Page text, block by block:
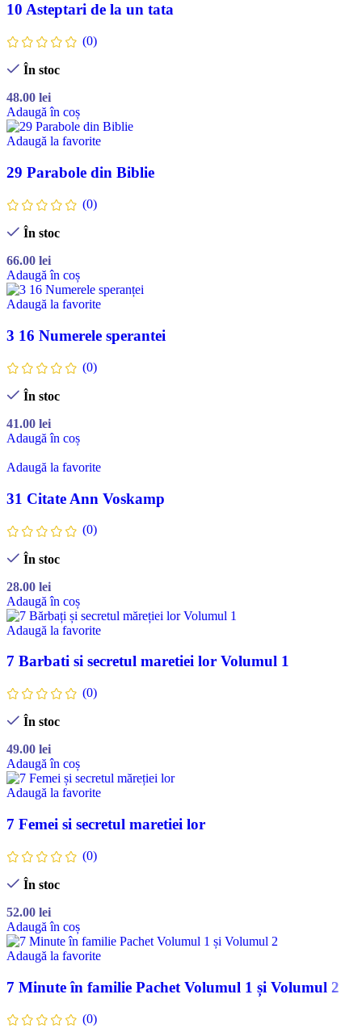
10 Asteptari de la un tata
(0)
În stoc
48.00 lei
Adaugă în coș
Adaugă la favorite
29 Parabole din Biblie
(0)
În stoc
66.00 lei
Adaugă în coș
Adaugă la favorite
3 16 Numerele sperantei
(0)
În stoc
41.00 lei
Adaugă în coș
Adaugă la favorite
31 Citate Ann Voskamp
(0)
În stoc
28.00 lei
Adaugă în coș
Adaugă la favorite
7 Barbati si secretul maretiei lor Volumul 1
(0)
În stoc
49.00 lei
Adaugă în coș
Adaugă la favorite
7 Femei si secretul maretiei lor
(0)
În stoc
52.00 lei
Adaugă în coș
Adaugă la favorite
7 Minute în familie Pachet Volumul 1 și Volumul 2
(0)